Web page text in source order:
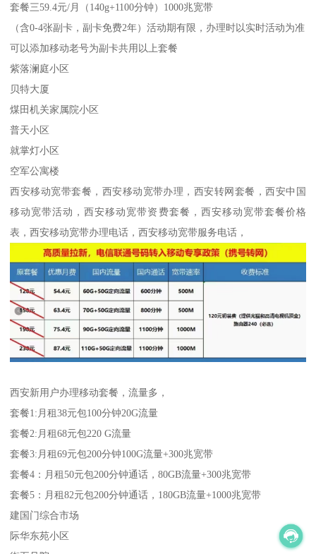
套餐三59.4元/月（140g+1100分钟）1000兆宽带
（含0-4张副卡，副卡免费2年）活动期有限，办理时以实时活动为准
可以添加移动老号为副卡共用以上套餐
紫落澜庭小区
贝特大厦
煤田机关家属院小区
普天小区
就掌灯小区
空军公寓楼
西安移动宽带套餐，西安移动宽带办理，西安转网套餐，西安中国
移动宽带活动，西安移动宽带资费套餐，西安移动宽带套餐价格
表，西安移动宽带办理电话，西安移动宽带服务电话，
西安新用户办理移动套餐，流量多，
套餐1:月租38元包100分钟20G流量
套餐2:月租68元包220 G流量
套餐3:月租69元包200分钟100G流量+300兆宽带
套餐4：月租50元包200分钟通话，80GB流量+300兆宽带
套餐5：月租82元包200分钟通话，180GB流量+1000兆宽带
建国门综合市场
际华东苑小区